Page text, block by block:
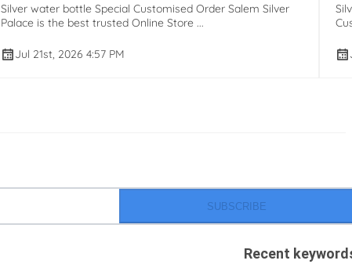
Silver water bottle Special Customised Order Salem Silver
Palace is the best trusted Online Store ...
Jul 21st, 2026 4:57 PM
SUBSCRIBE
Recent